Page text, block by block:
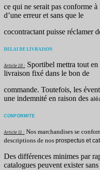
ce qui ne serait pas conforme
d’une erreur et sans que le
cocontractant puisse réclamer
DELAI DE LIVRAISON
Article 10 : Sportibel mettra tout
livraison fixé dans le bon de
commande. Toutefois, les
une indemnité en raison des
CONFORMITE
Article 11 : Nos marchandises se
descriptions de nos prospectus et
Des différences minimes par
catalogues peuvent exister sans